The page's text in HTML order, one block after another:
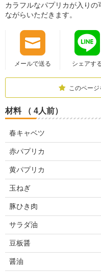
カラフルなパプリカが入り
ながらいただきます。
メールで送る シェアす
このペー
材料 （ 4人前）
春キャベツ
赤パプリカ
黄パプリカ
玉ねぎ
豚ひき肉
サラダ油
豆板醤
醤油